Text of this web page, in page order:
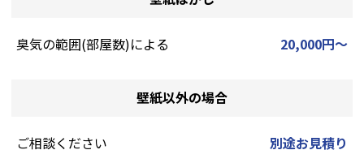
臭気の範囲(部屋数)による 20,000円～
壁紙以外の場合
ご相談ください 別途お見積り